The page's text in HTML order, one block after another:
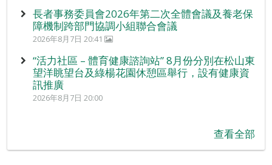
長者事務委員會2026年第二次全體會議及養老保
障機制跨部門協調小組聯合會議
2026年8月7日 20:41
“活力社區 – 體育健康諮詢站” 8月份分別在松山東
望洋眺望台及綠楊花園休憩區舉行，設有健康資
訊推廣
2026年8月7日 20:00
查看全部